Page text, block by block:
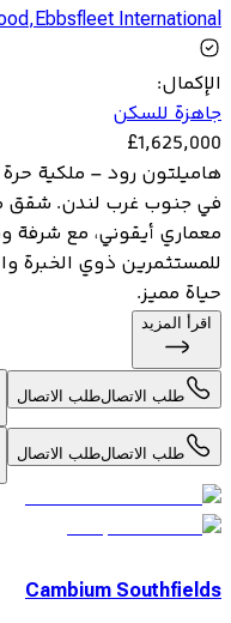
,Ebbsfleet International
الإكمال:
جاهزة للسكن
£1,625,000
معماري أيقوني، مع شرفة
للمستثمرين ذوي الخبرة
حياة مميز.
اقرأ المزيد
طلب الاتصالطلب الاتصال
طلب الاتصالطلب الاتصال
Cambium Southfields